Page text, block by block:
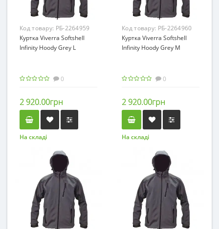
Код товару: РБ-2264959
Куртка Viverra Softshell
Infinity Hoody Grey L
0
2 920.00грн
На складі
Код товару: РБ-2264960
Куртка Viverra Softshell
Infinity Hoody Grey M
0
2 920.00грн
На складі